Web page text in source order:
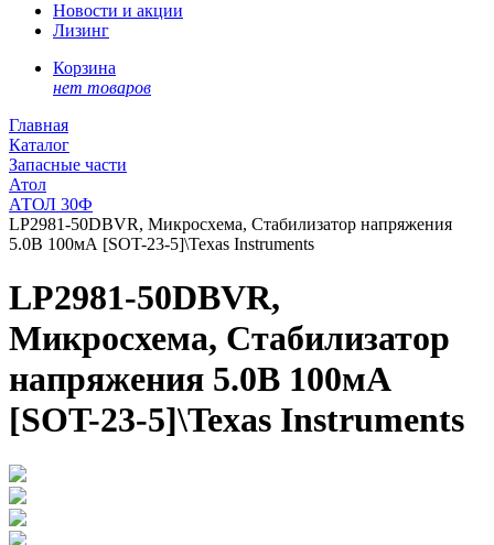
Новости и акции
Лизинг
Корзина
нет товаров
Главная
Каталог
Запасные части
Атол
АТОЛ 30Ф
LP2981-50DBVR, Микросхема, Стабилизатор напряжения
5.0В 100мА [SOT-23-5]\Texas Instruments
LP2981-50DBVR,
Микросхема, Стабилизатор
напряжения 5.0В 100мА
[SOT-23-5]\Texas Instruments